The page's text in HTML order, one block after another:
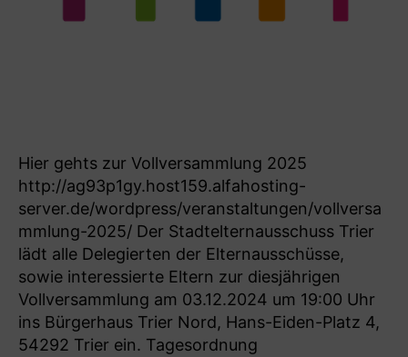
Hier gehts zur Vollversammlung 2025
http://ag93p1gy.host159.alfahosting-
server.de/wordpress/veranstaltungen/vollversa
mmlung-2025/ Der Stadtelternausschuss Trier
lädt alle Delegierten der Elternausschüsse,
sowie interessierte Eltern zur diesjährigen
Vollversammlung am 03.12.2024 um 19:00 Uhr
ins Bürgerhaus Trier Nord, Hans-Eiden-Platz 4,
54292 Trier ein. Tagesordnung